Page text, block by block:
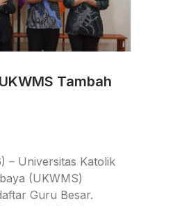
Tambah
– Universitas Katolik
(UKWMS)
Guru Besar.